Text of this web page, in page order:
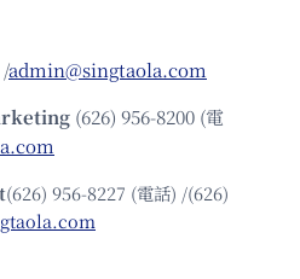
admin@singtaola.com
(626) 956-8200 (電
(626) 956-8227 (電話) /(626)